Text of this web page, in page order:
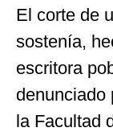
El corte de
sostenía,
escritora
denunciado
la Facultad